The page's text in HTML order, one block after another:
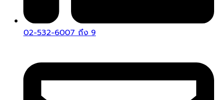
02-532-6007 ถึง 9